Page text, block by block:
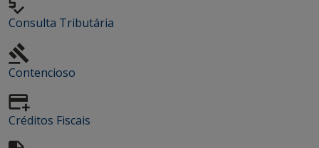
Consulta Tributária
Contencioso
Créditos Fiscais